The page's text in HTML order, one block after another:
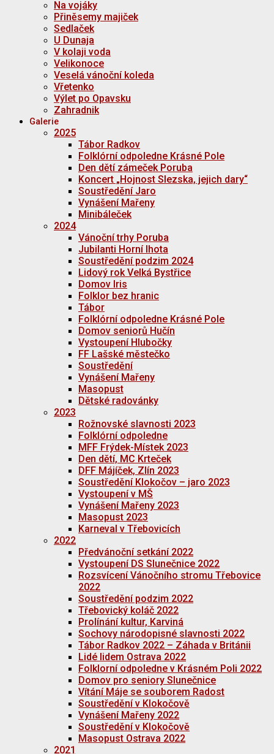
Na vojáky
Přiněsemy majiček
Sedlaček
U Dunaja
V kolaji voda
Velikonoce
Veselá vánoční koleda
Vřetenko
Výlet po Opavsku
Zahradnik
Galerie
2025
Tábor Radkov
Folklórní odpoledne Krásné Pole
Den dětí zámeček Poruba
Koncert „Hojnost Slezska, jejich dary“
Soustředění Jaro
Vynášení Mařeny
Minibáleček
2024
Vánoční trhy Poruba
Jubilanti Horní lhota
Soustředění podzim 2024
Lidový rok Velká Bystřice
Domov Iris
Folklor bez hranic
Tábor
Folklórní odpoledne Krásné Pole
Domov seniorů Hučín
Vystoupení Hlubočky
FF Lašské městečko
Soustředění
Vynášení Mařeny
Masopust
Dětské radovánky
2023
Rožnovské slavnosti 2023
Folklórní odpoledne
MFF Frýdek-Místek 2023
Den dětí, MC Krteček
DFF Májíček, Zlín 2023
Soustředění Klokočov – jaro 2023
Vystoupení v MŠ
Vynášení Mařeny 2023
Masopust 2023
Karneval v Třebovicích
2022
Předvánoční setkání 2022
Vystoupení DS Slunečnice 2022
Rozsvícení Vánočního stromu Třebovice
2022
Soustředění podzim 2022
Třebovický koláč 2022
Prolínání kultur, Karviná
Sochovy národopisné slavnosti 2022
Tábor Radkov 2022 – Záhada v Británii
Lidé lidem Ostrava 2022
Folklorní odpoledne v Krásném Poli 2022
Domov pro seniory Slunečnice
Vítání Máje se souborem Radost
Soustředění v Klokočově
Vynášení Mařeny 2022
Soustředění v Klokočově
Masopust Ostrava 2022
2021